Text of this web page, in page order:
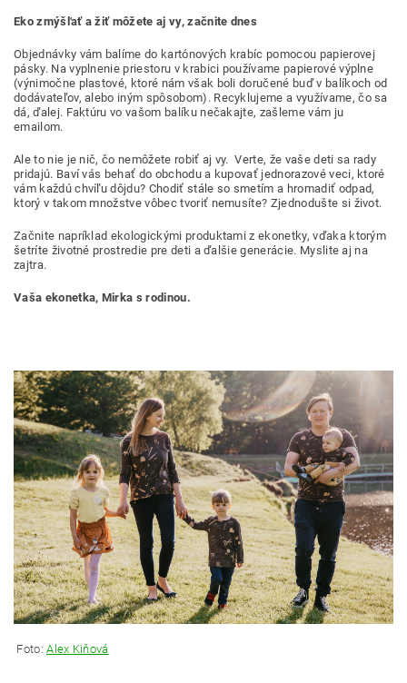
Eko zmýšľať a žiť môžete aj vy, začnite dnes
Objednávky vám balíme do kartónových krabíc pomocou papierovej
pásky. Na vyplnenie priestoru v krabici používame papierové výplne
(výnimočne plastové, ktoré nám však boli doručené buď v balíkoch od
dodávateľov, alebo iným spôsobom). Recyklujeme a využívame, čo sa
dá, ďalej. Faktúru vo vašom balíku nečakajte, zašleme vám ju
emailom.
Ale to nie je nič, čo nemôžete robiť aj vy. Verte, že vaše deti sa rady
pridajú. Baví vás behať do obchodu a kupovať jednorazové veci, ktoré
vám každú chvíľu dôjdu? Chodiť stále so smetím a hromadiť odpad,
ktorý v takom množstve vôbec tvoriť nemusíte? Zjednodušte si život.
Začnite napríklad ekologickými produktami z ekonetky, vďaka ktorým
šetríte životné prostredie pre deti a ďalšie generácie. Myslite aj na
zajtra.
Vaša ekonetka, Mirka s rodinou.
Foto:Alex Kiňová